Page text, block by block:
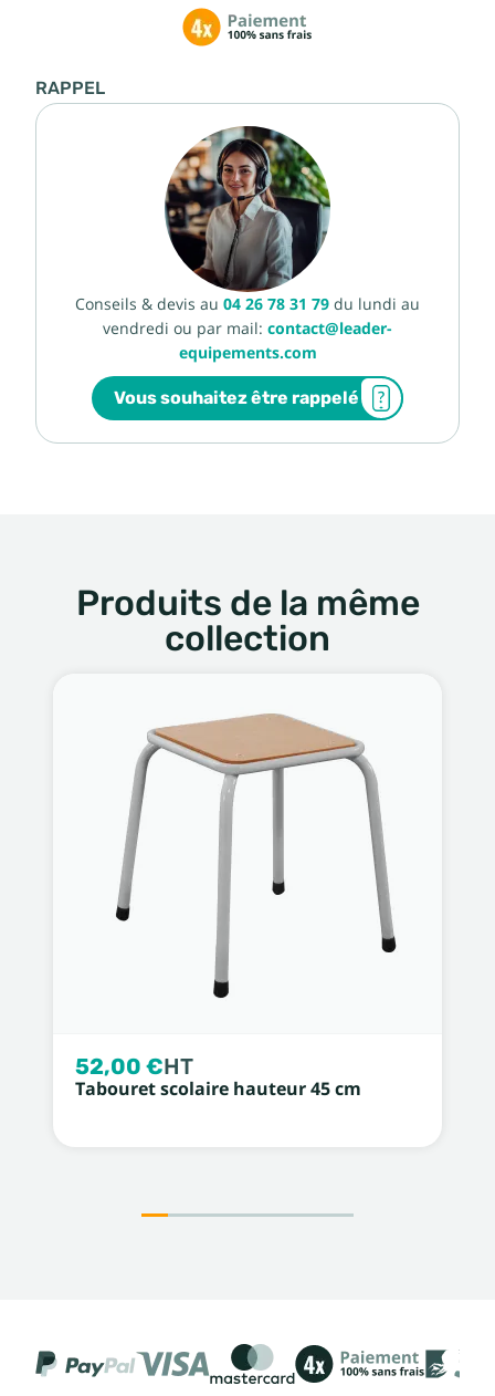
RAPPEL
Conseils & devis au 04 26 78 31 79 du lundi au
vendredi ou par mail: contact@leader-
equipements.com
Vous souhaitez être rappelé
Produits de la même
collection
52,00 €HT
Tabouret scolaire hauteur 45 cm